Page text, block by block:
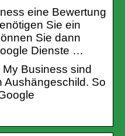
eine Bewertung
Sie ein
Sie dann
Dienste …
Business sind
Aushängeschild. So